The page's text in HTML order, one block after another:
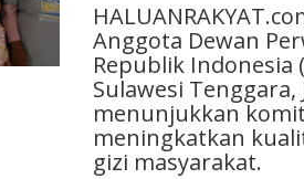
Anggota Dewan
Republik Indonesia
Sulawesi Tenggara,
menunjukkan
meningkatkan
gizi masyarakat.